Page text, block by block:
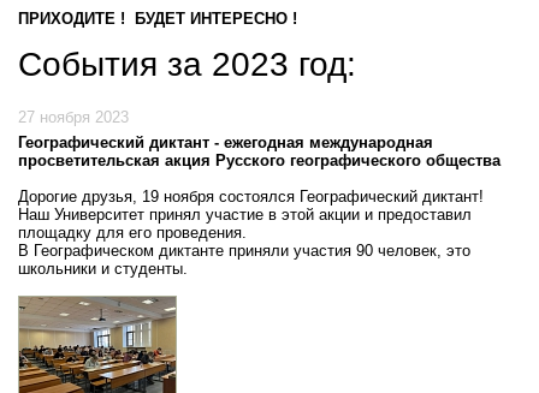
ПРИХОДИТЕ ! БУДЕТ ИНТЕРЕСНО !
События за 2023 год:
27 ноября 2023
Географический диктант - ежегодная международная
просветительская акция Русского географического общества
Дорогие друзья, 19 ноября состоялся Географический диктант!
Наш Университет принял участие в этой акции и предоставил
площадку для его проведения.
В Географическом диктанте приняли участия 90 человек, это
школьники и студенты.